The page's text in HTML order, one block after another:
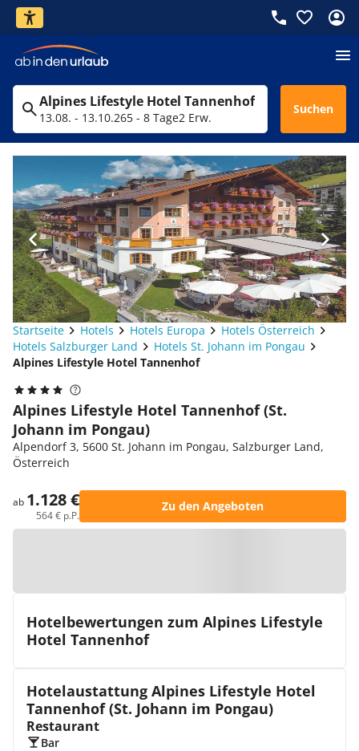
Alpines Lifestyle Hotel Tannenhof
13.08. - 13.10.265 - 8 Tage2 Erw.
Suchen
Startseite Hotels Hotels Europa
Hotels Österreich
Hotels Salzburger Land
Hotels St. Johann im Pongau
Alpines Lifestyle Hotel Tannenhof
Alpines Lifestyle Hotel Tannenhof (St.
Johann im Pongau)
Alpendorf 3, 5600 St. Johann im Pongau, Salzburger Land,
Österreich
ab 1.128 €
564 € p.P.
Zu den Angeboten
Hotelbewertungen zum Alpines Lifestyle
Hotel Tannenhof
Hotelaustattung Alpines Lifestyle Hotel
Tannenhof (St. Johann im Pongau)
Restaurant
Bar